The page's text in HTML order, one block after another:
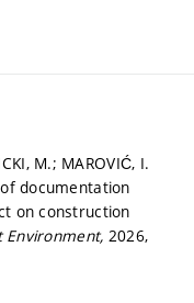
M.; MAROVIĆ, I.
documentation
on construction
Environment, 2026,